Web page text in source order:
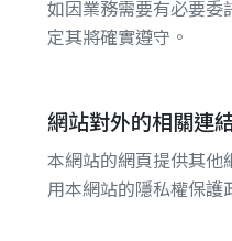
如因業務需要有必要委
定其將確實遵守。
網站對外的相關連
本網站的網頁提供其他
用本網站的隱私權保護